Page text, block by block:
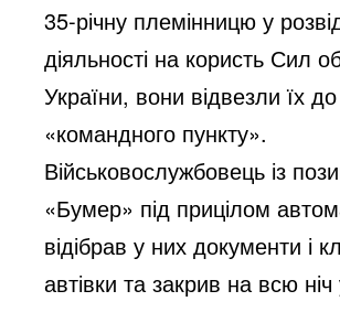
35-річну племінницю у
діяльності на користь Сил
України, вони відвезли їх до
«командного пункту».
Військовослужбовець із
«Бумер» під прицілом
відібрав у них документи і
автівки та закрив на всю ніч